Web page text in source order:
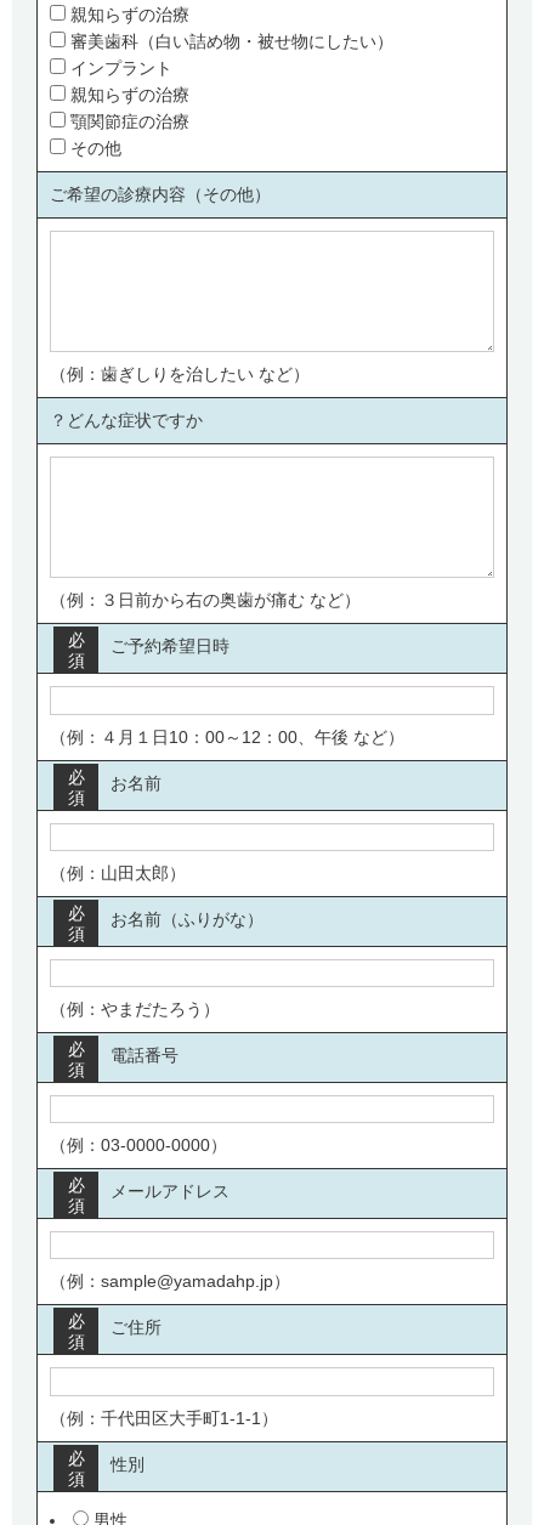
親知らずの治療
審美歯科（白い詰め物・被せ物にしたい）
インプラント
親知らずの治療
顎関節症の治療
その他
ご希望の診療内容（その他）
（例：歯ぎしりを治したい など）
どんな症状ですか？
（例：３日前から右の奥歯が痛む など）
ご予約希望日時
必
須
（例：４月１日10：00～12：00、午後 など）
お名前
必
須
（例：山田太郎）
お名前（ふりがな）
必
須
（例：やまだたろう）
電話番号
必
須
（例：03-0000-0000）
メールアドレス
必
須
（例：sample@yamadahp.jp）
ご住所
必
須
（例：千代田区大手町1-1-1）
性別
必
須
男性